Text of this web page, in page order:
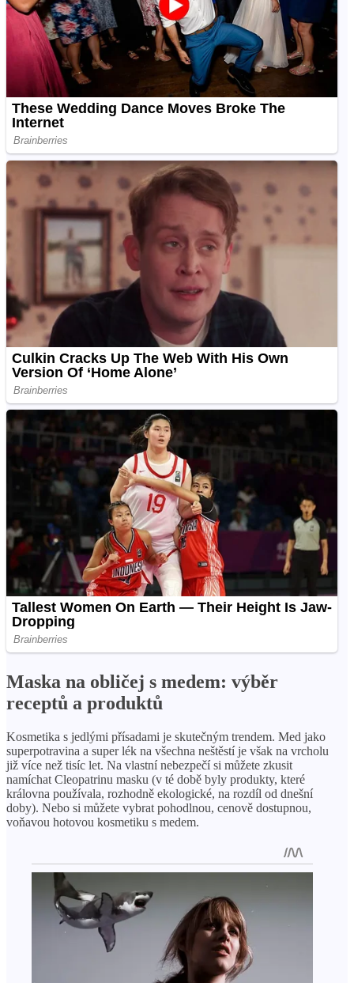
Maska na obličej s medem: výběr
receptů a produktů
Kosmetika s jedlými přísadami je skutečným trendem. Med jako
superpotravina a super lék na všechna neštěstí je však na vrcholu
již více než tisíc let. Na vlastní nebezpečí si můžete zkusit
namíchat Cleopatrinu masku (v té době byly produkty, které
královna používala, rozhodně ekologické, na rozdíl od dnešní
doby). Nebo si můžete vybrat pohodlnou, cenově dostupnou,
voňavou hotovou kosmetiku s medem.